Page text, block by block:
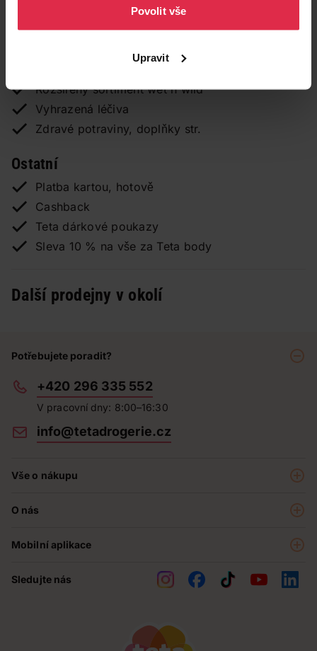
Povolit vše
Upravit
Expresní Klikni a vyzvedni
Výdejní místo pro TETA E-shop
Rozšířený sortiment wet n wild
Vyhrazená léčiva
Zdravé potraviny, doplňky str.
Ostatní
Platba kartou, hotově
Cashback
Teta dárkové poukazy
Sleva 10 % na vše za Teta body
Další prodejny v okolí
Potřebujete poradit?
+420 296 335 552
V pracovní dny: 8:00–16:30
info@tetadrogerie.cz
Vše o nákupu
Prodejny
Obchodní podmínky
O nás
Teta pomáhá
Mobilní aplikace
Sledujte nás